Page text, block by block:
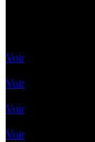
Voir
Voir
Voir
Voir